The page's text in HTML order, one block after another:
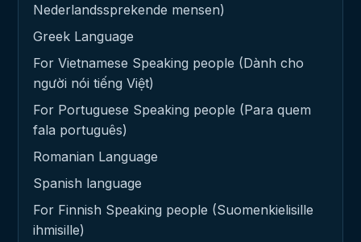
Nederlandssprekende mensen)
Greek Language
For Vietnamese Speaking people (Dành cho
người nói tiếng Việt)
For Portuguese Speaking people (Para quem
fala português)
Romanian Language
Spanish language
For Finnish Speaking people (Suomenkielisille
ihmisille)